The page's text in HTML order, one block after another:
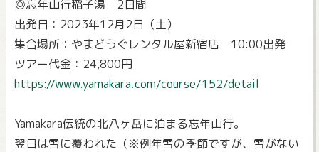
◎忘年山行稲子湯 2日間
出発日：2023年12月2日（土）
集合場所：やまどうぐレンタル屋新宿店 10:00出発
ツアー代金：24,800円
https://www.yamakara.com/course/152/detail
Yamakara伝統の北八ヶ岳に泊まる忘年山行。
翌日は雪に覆われた（※例年雪の季節ですが、雪がない